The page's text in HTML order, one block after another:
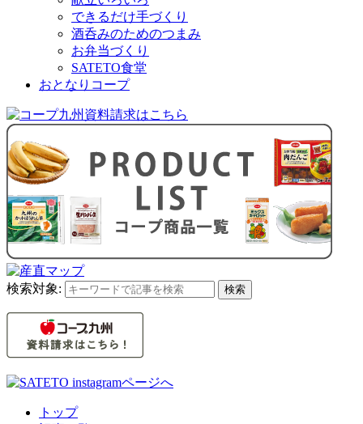
できるだけ手づくり
酒呑みのためのつまみ
お弁当づくり
SATETO食堂
おとなりコープ
検索対象: 検索
トップ